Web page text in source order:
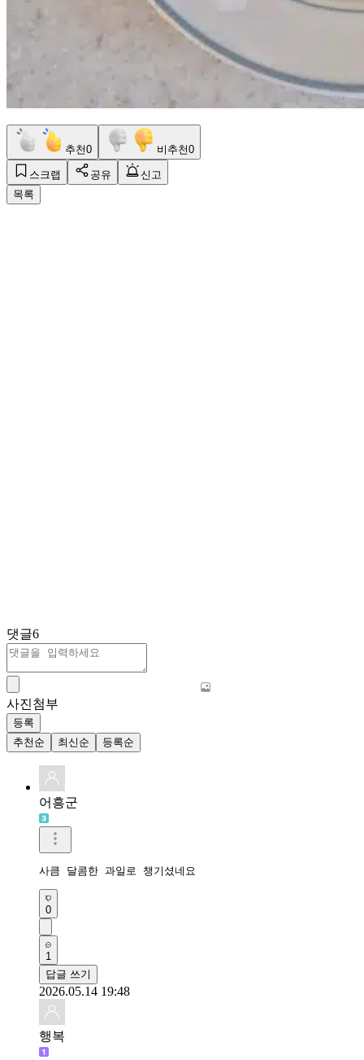
추천0 비추천0
스크랩 공유
신고
목록
댓글6
사진첨부
등록
추천순
최신순 등록순
어흥군
사큼 달콤한 과일로 챙기셨네요
0
1
답글 쓰기
2026.05.14 19:48
행복